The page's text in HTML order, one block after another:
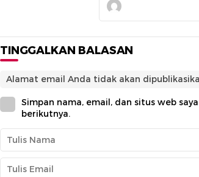
TINGGALKAN BALASAN
Alamat email Anda tidak akan
Simpan nama, email, dan situs web
berikutnya.